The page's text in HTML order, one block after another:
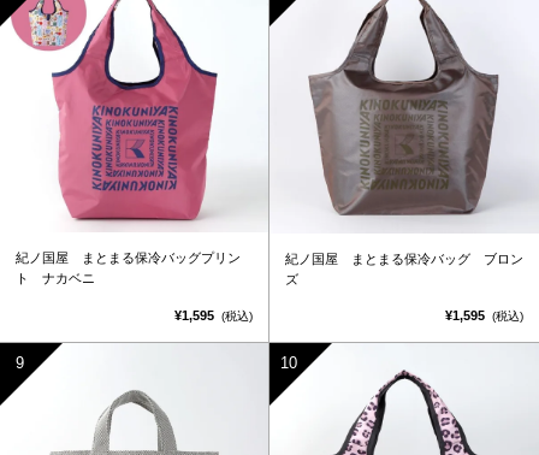
紀ノ国屋 まとまる保冷バッグプリン
ト ナカベニ
¥1,595 (税込)
紀ノ国屋 まとまる保冷バッグ ブロン
ズ
¥1,595 (税込)